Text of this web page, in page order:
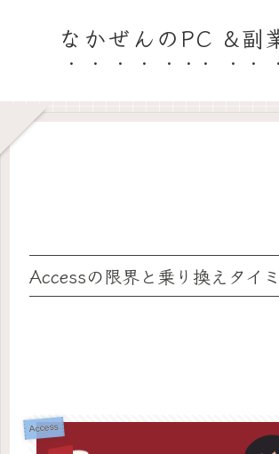
なかぜんのPC &副
Accessの限界と乗り換えタイ
Access